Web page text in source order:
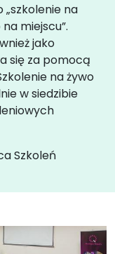
na
miejscu”.
jako
się za pomocą
na żywo
w siedzibie
Szkoleń